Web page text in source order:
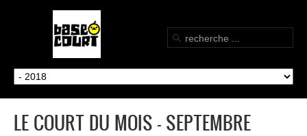
LE COURT DU MOIS - SEPTEMBRE